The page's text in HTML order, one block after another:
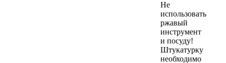
Не
использовать
ржавый
инструмент
и посуду!
Штукатурку
необходимо